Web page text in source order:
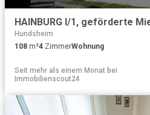
Hundsheim
108 m²4 ZimmerWohnung
Seit mehr als einem Monat bei
Immobilienscout24